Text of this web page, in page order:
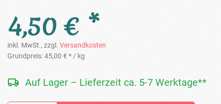
4,50 € *
inkl. MwSt., zzgl. Versandkosten
Grundpreis:45,00 € */ kg
Auf Lager – Lieferzeit ca. 5-7 Werktage**